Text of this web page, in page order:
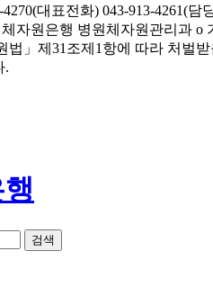
4270(대표전화) 043-913-4261(
자원은행 병원체자원관리과
법」제31조제1항에 따라 처벌
.